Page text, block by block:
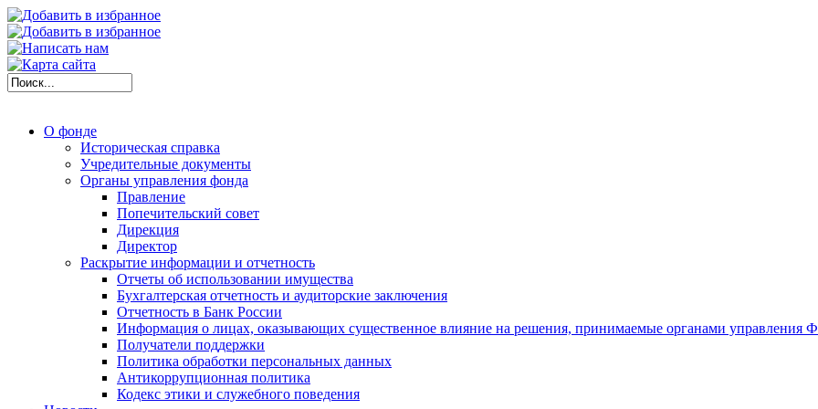
О фонде
Историческая справка
Учредительные документы
Органы управления фонда
Правление
Попечительский совет
Дирекция
Директор
Раскрытие информации и отчетность
Отчеты об использовании имущества
Бухгалтерская отчетность и аудиторские заключения
Отчетность в Банк России
Информация о лицах, оказывающих существенное влияние на решения, принимаемые органами управления
Получатели поддержки
Политика обработки персональных данных
Антикоррупционная политика
Кодекс этики и служебного поведения